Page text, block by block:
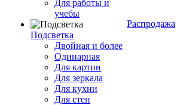
Для работы и
учебы
Подсветка
Двойная и более
Одинарная
Для картин
Для зеркала
Для кухни
Для стен
Распродажа